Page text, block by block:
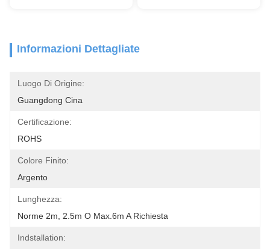
Informazioni Dettagliate
Luogo Di Origine:
Guangdong Cina
Certificazione:
ROHS
Colore Finito:
Argento
Lunghezza:
Norme 2m, 2.5m O Max.6m A Richiesta
Indstallation: